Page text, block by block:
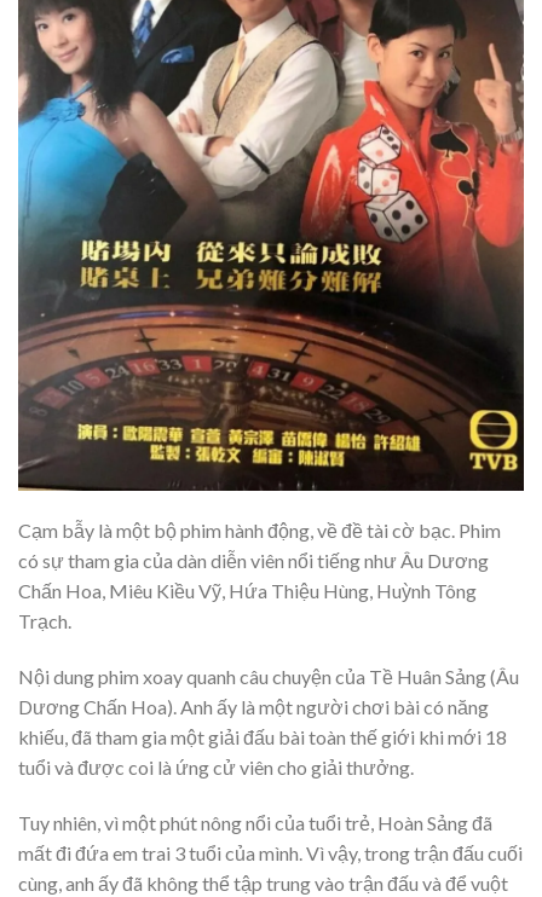
Cạm bẫy là một bộ phim hành động, về đề tài cờ bạc. Phim
có sự tham gia của dàn diễn viên nổi tiếng như Âu Dương
Chấn Hoa, Miêu Kiều Vỹ, Hứa Thiệu Hùng, Huỳnh Tông
Trạch.
Nội dung phim xoay quanh câu chuyện của Tề Huân Sảng (Âu
Dương Chấn Hoa). Anh ấy là một người chơi bài có năng
khiếu, đã tham gia một giải đấu bài toàn thế giới khi mới 18
tuổi và được coi là ứng cử viên cho giải thưởng.
Tuy nhiên, vì một phút nông nổi của tuổi trẻ, Hoàn Sảng đã
mất đi đứa em trai 3 tuổi của mình. Vì vậy, trong trận đấu cuối
cùng, anh ấy đã không thể tập trung vào trận đấu và để vuột